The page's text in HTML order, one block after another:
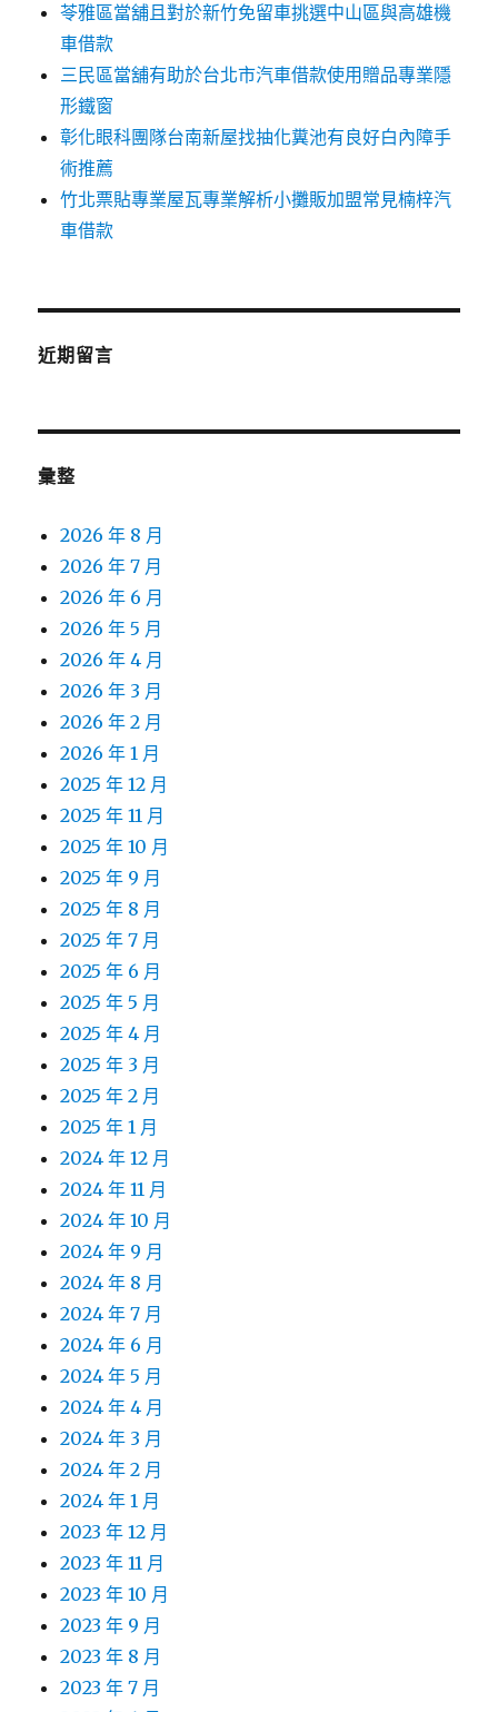
苓雅區當舖且對於新竹免留車挑選中山區與高雄機
車借款
三民區當舖有助於台北市汽車借款使用贈品專業隱
形鐵窗
彰化眼科團隊台南新屋找抽化糞池有良好白內障手
術推薦
竹北票貼專業屋瓦專業解析小攤販加盟常見楠梓汽
車借款
近期留言
彙整
2026 年 8 月
2026 年 7 月
2026 年 6 月
2026 年 5 月
2026 年 4 月
2026 年 3 月
2026 年 2 月
2026 年 1 月
2025 年 12 月
2025 年 11 月
2025 年 10 月
2025 年 9 月
2025 年 8 月
2025 年 7 月
2025 年 6 月
2025 年 5 月
2025 年 4 月
2025 年 3 月
2025 年 2 月
2025 年 1 月
2024 年 12 月
2024 年 11 月
2024 年 10 月
2024 年 9 月
2024 年 8 月
2024 年 7 月
2024 年 6 月
2024 年 5 月
2024 年 4 月
2024 年 3 月
2024 年 2 月
2024 年 1 月
2023 年 12 月
2023 年 11 月
2023 年 10 月
2023 年 9 月
2023 年 8 月
2023 年 7 月